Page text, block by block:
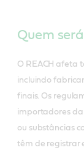
Quem
O REACH afeta
incluindo
finais. Os
importadores da
ou substâncias
têm de registrar